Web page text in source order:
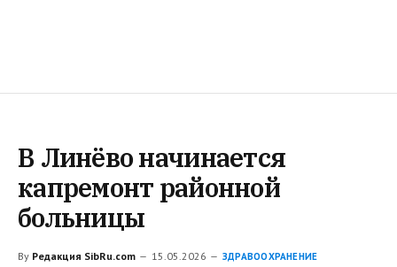
В Линёво начинается
капремонт районной
больницы
By Редакция SibRu.com 15.05.2026 ЗДРАВООХРАНЕНИЕ